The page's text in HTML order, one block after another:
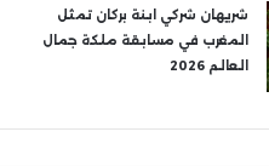
شريهان شركي ابنة بركان تمثل
المغرب في مسابقة ملكة جمال
العالم 2026